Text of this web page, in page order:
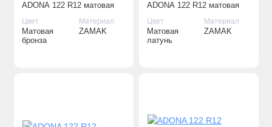
ADONA 122 R12 матовая
бронза F03
Цвет
Матовая
бронза
Материал
ZAMAK
ADONA 122 R12 матовая
латунь F02
Цвет
Матовая
латунь
Материал
ZAMAK